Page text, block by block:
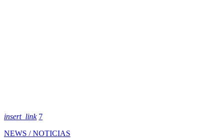
insert_link 7
NEWS / NOTICIAS